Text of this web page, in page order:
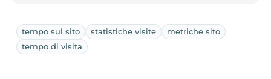
tempo sul sito statistiche visite
metriche sito
tempo di visita